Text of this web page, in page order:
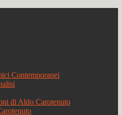
Contemporanei
di Aldo Carotenuto